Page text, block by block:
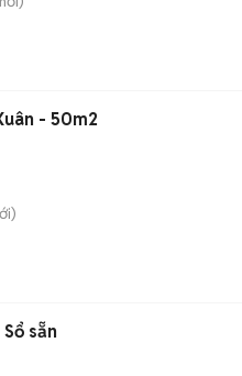
- 50m2
sẵn